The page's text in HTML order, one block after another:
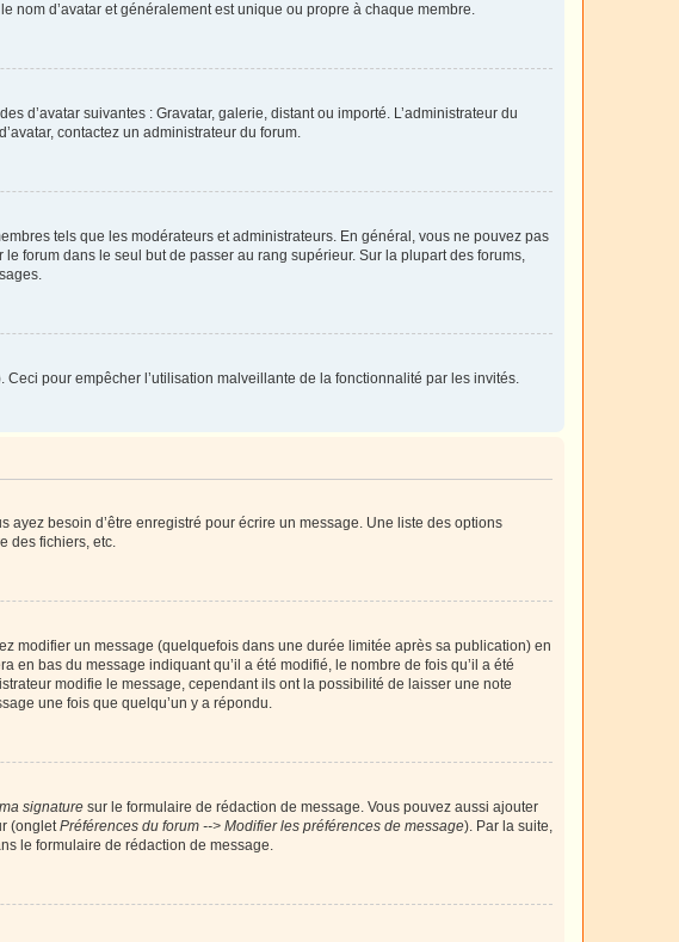
nom d’avatar et généralement est unique ou propre à chaque membre.
d’avatar suivantes : Gravatar, galerie, distant ou importé. L’administrateur du
contactez un administrateur du forum.
tels que les modérateurs et administrateurs. En général, vous ne pouvez pas
forum dans le seul but de passer au rang supérieur. Sur la plupart des forums,
pour empêcher l’utilisation malveillante de la fonctionnalité par les invités.
besoin d’être enregistré pour écrire un message. Une liste des options
des fichiers, etc.
modifier un message (quelquefois dans une durée limitée après sa publication) en
en bas du message indiquant qu’il a été modifié, le nombre de fois qu’il a été
modifie le message, cependant ils ont la possibilité de laisser une note
une fois que quelqu’un y a répondu.
signature sur le formulaire de rédaction de message. Vous pouvez aussi ajouter
(ongletPréférences du forum --> Modifier les préférences de message). Par la suite,
le formulaire de rédaction de message.